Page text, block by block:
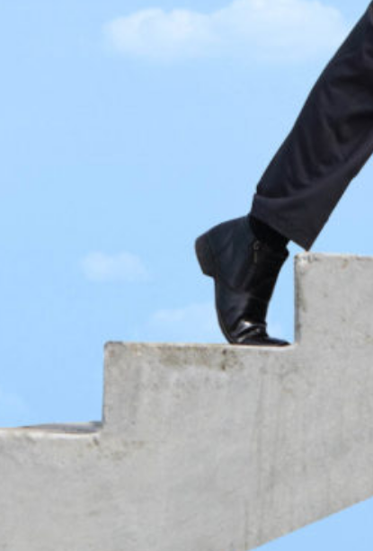
Nemovitosti
Společenská odpovědnost firem
Startupy a byznysy
Stavebnictví
Technologie